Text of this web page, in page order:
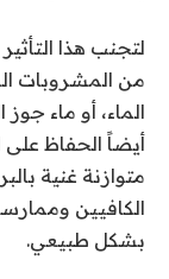
لتجنب هذا
من المشروبات
الماء، أو ماء
أيضاً الحفاظ
متوازنة غنية
الكافيين
بشكل طبيعي.